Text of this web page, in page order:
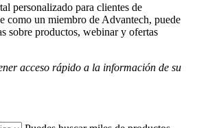
personalizado para clientes de
como un miembro de Advantech, puede
sobre productos, webinar y ofertas
acceso rápido a la información de su